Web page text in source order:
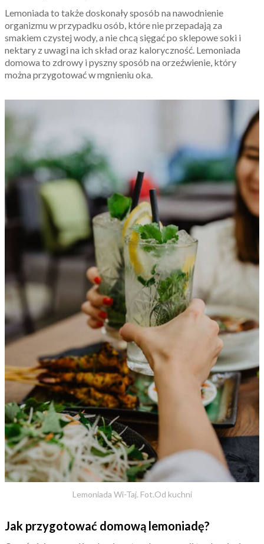
Lemoniada to także doskonały sposób na nawodnienie
organizmu w przypadku osób, które nie przepadają za
smakiem czystej wody, a nie chcą sięgać po sklepowe soki i
nektary z uwagi na ich skład oraz kaloryczność. Lemoniada
domowa to zdrowy i pyszny sposób na orzeźwienie, który
można przygotować w mgnieniu oka.
Lemoniada Wi-Taj. Fot.Od kuchni
Jak przygotować domową lemoniadę?